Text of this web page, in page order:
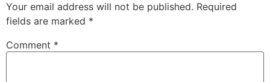
Your email address will not be published. Required
fields are marked *
Comment *